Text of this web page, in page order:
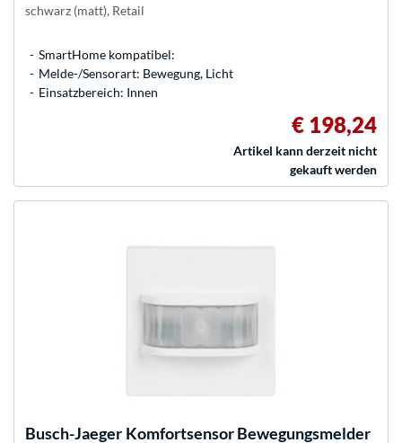
schwarz (matt), Retail
SmartHome kompatibel:
Melde-/Sensorart: Bewegung, Licht
Einsatzbereich: Innen
€ 198,24
Artikel kann derzeit nicht
gekauft werden
Busch-Jaeger Komfortsensor Bewegungsmelder